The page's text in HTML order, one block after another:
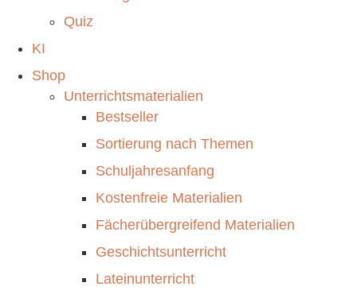
Quiz
KI
Shop
Unterrichtsmaterialien
Bestseller
Sortierung nach Themen
Schuljahresanfang
Kostenfreie Materialien
Fächerübergreifend Materialien
Geschichtsunterricht
Lateinunterricht